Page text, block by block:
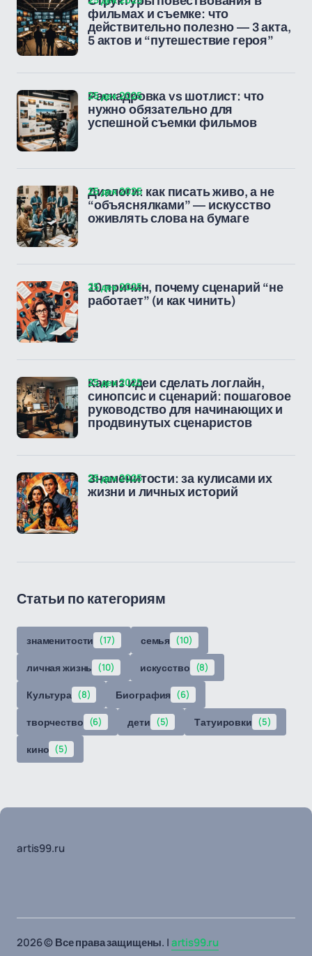
фильмах и съемке: что
действительно полезно — 3 акта,
5 актов и “путешествие героя”
Раскадровка vs шотлист: что
нужно обязательно для
успешной съемки фильмов
25 дек 2025
Диалоги: как писать живо, а не
“объяснялками” — искусство
оживлять слова на бумаге
25 дек 2025
10 причин, почему сценарий “не
работает” (и как чинить)
25 дек 2025
Как из идеи сделать логлайн,
синопсис и сценарий: пошаговое
руководство для начинающих и
продвинутых сценаристов
25 дек 2025
Знаменитости: за кулисами их
жизни и личных историй
25 дек 2025
Статьи по категориям
знаменитости (17) семья (10)
личная жизнь (10) искусство (8)
Культура (8) Биография (6)
творчество (6) дети (5) Татуировки (5)
кино (5)
artis99.ru
2026 © Все права защищены. |artis99.ru